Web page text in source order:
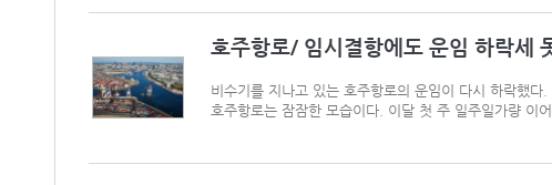
호주항로/ 임시결항에도 운임 하락세
비수기를 지나고 있는 호주항로의 운임이 다시 하락했
호주항로는 잠잠한 모습이다. 이달 첫 주 일주일가량 이